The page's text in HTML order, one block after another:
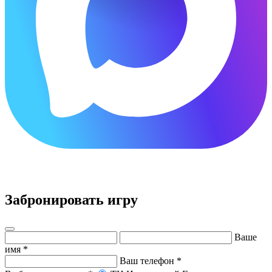
Забронировать игру
Ваше
имя *
Ваш телефон *